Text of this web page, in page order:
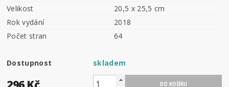
Velikost
20,5 x 25,5 cm
Rok vydání
2018
Počet stran
64
Dostupnost skladem